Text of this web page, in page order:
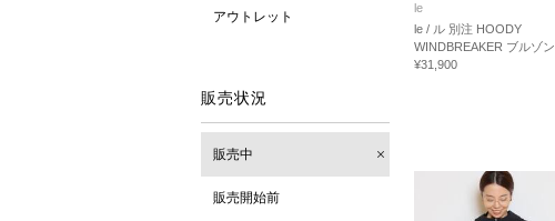
アウトレット
販売状況
販売中
販売開始前
le
le / ル 別注 HOODY
WINDBREAKER ブルゾン
¥31,900